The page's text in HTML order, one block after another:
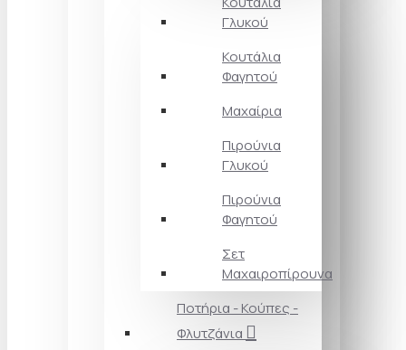
Γλυκού
Κουτάλια
Φαγητού
Μαχαίρια
Πιρούνια
Γλυκού
Πιρούνια
Φαγητού
Σετ
Μαχαιροπίρουνα
Ποτήρια - Κούπες -
Φλυτζάνια